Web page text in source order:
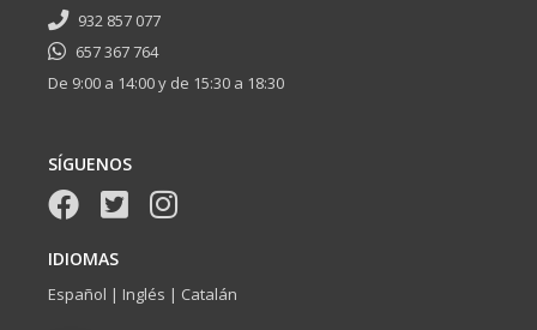
932 857 077
657 367 764
De 9:00 a 14:00 y de 15:30 a 18:30
SÍGUENOS
IDIOMAS
Español | Inglés | Catalán